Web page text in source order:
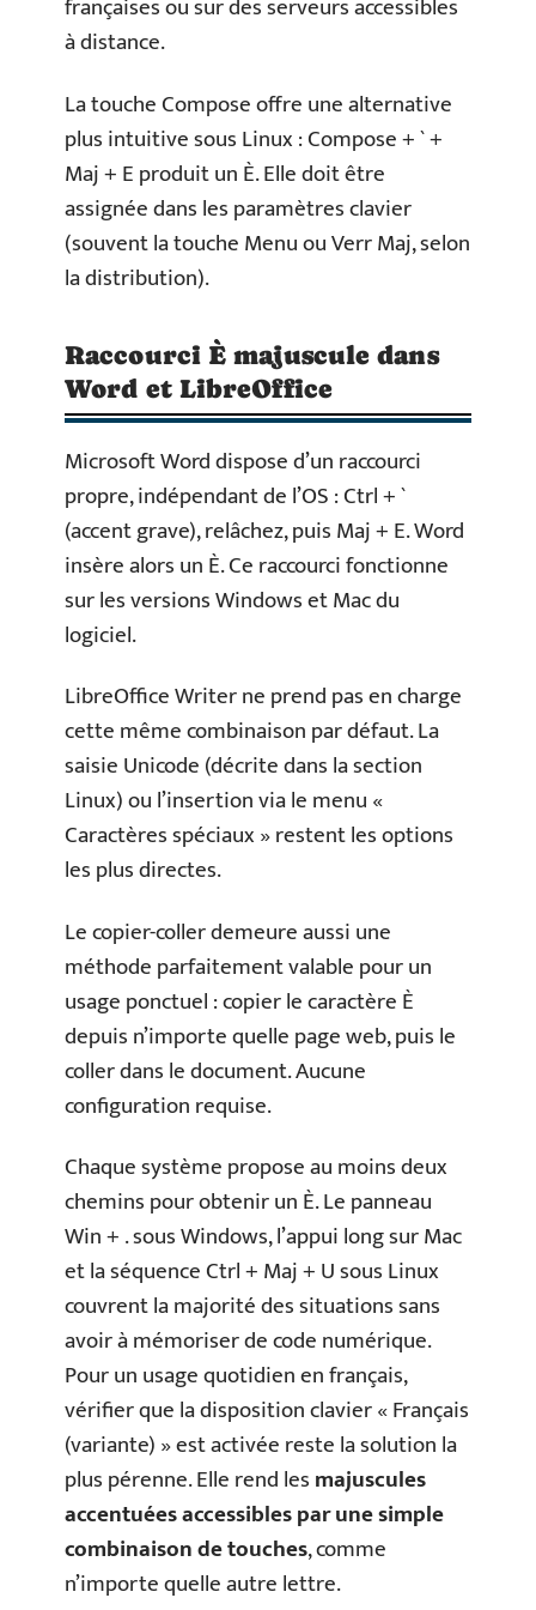
françaises ou sur des serveurs accessibles
à distance.
La touche Compose offre une alternative
plus intuitive sous Linux : Compose + ` +
Maj + E produit un È. Elle doit être
assignée dans les paramètres clavier
(souvent la touche Menu ou Verr Maj, selon
la distribution).
Raccourci È majuscule dans
Word et LibreOffice
Microsoft Word dispose d’un raccourci
propre, indépendant de l’OS : Ctrl + `
(accent grave), relâchez, puis Maj + E. Word
insère alors un È. Ce raccourci fonctionne
sur les versions Windows et Mac du
logiciel.
LibreOffice Writer ne prend pas en charge
cette même combinaison par défaut. La
saisie Unicode (décrite dans la section
Linux) ou l’insertion via le menu «
Caractères spéciaux » restent les options
les plus directes.
Le copier-coller demeure aussi une
méthode parfaitement valable pour un
usage ponctuel : copier le caractère È
depuis n’importe quelle page web, puis le
coller dans le document. Aucune
configuration requise.
Chaque système propose au moins deux
chemins pour obtenir un È. Le panneau
Win + . sous Windows, l’appui long sur Mac
et la séquence Ctrl + Maj + U sous Linux
couvrent la majorité des situations sans
avoir à mémoriser de code numérique.
Pour un usage quotidien en français,
vérifier que la disposition clavier « Français
(variante) » est activée reste la solution la
plus pérenne. Elle rend lesmajuscules
accentuées accessibles par une simple
combinaison de touches, comme
n’importe quelle autre lettre.